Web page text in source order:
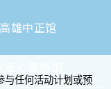
高雄中正馆
与任何活动计划或预